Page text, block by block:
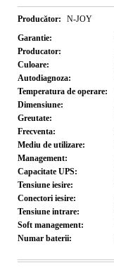
Producător:
N-JOY
Garantie:
Producator:
Culoare:
Autodiagnoza:
Temperatura de operare:
Dimensiune:
Greutate:
Frecventa:
Mediu de utilizare:
Management:
Capacitate UPS:
Tensiune iesire:
Conectori iesire:
Tensiune intrare:
Soft management:
Numar baterii: